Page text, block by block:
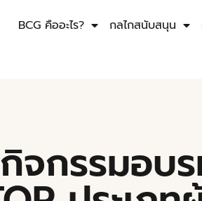
BCG คืออะไร? กลไกสนับสนุน
จกรรมอบ